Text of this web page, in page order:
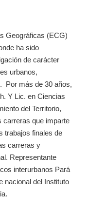
Geográficas (ECG)
ha sido
de carácter
urbanos,
Por más de 30 años,
Y Lic. en Ciencias
del Territorio,
que imparte
trabajos finales de
carreras y
Representante
interurbanos Pará
nacional del Instituto